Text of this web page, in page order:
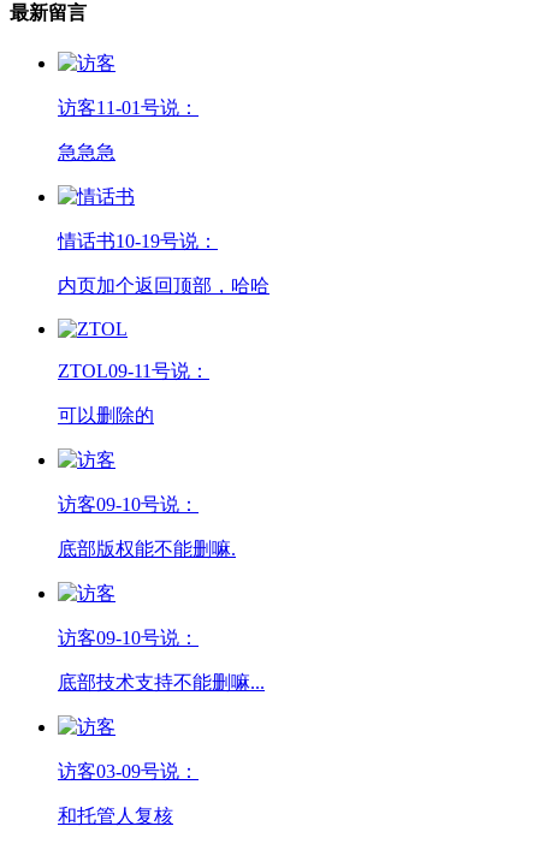
最新留言
访客11-01号说：
急急急
情话书10-19号说：
内页加个返回顶部，哈哈
ZTOL09-11号说：
可以删除的
访客09-10号说：
底部版权能不能删嘛.
访客09-10号说：
底部技术支持不能删嘛...
访客03-09号说：
和托管人复核